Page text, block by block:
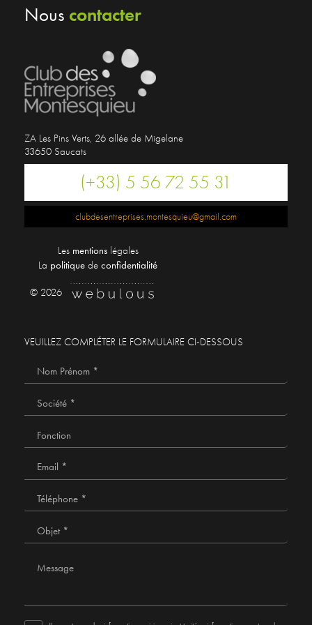
Nous contacter
ZA Les Pins Verts, 26 allée de Migelane
33650 Saucats
(+33) 5 56 72 55 31
clubdesentreprises.montesquieu@gmail.com
Les mentions légales
La politique de confidentialité
© 2026
VEUILLEZ COMPLÉTER LE FORMULAIRE CI-DESSOUS